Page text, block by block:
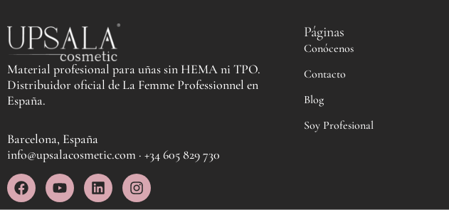
Material profesional para uñas sin HEMA ni TPO.
Distribuidor oficial de La Femme Professionnel en
España.
Barcelona, España
info@upsalacosmetic.com · +34 605 829 730
F
a
Y
o
L
i
I
n
Páginas
Conócenos
Contacto
Blog
Soy Profesional